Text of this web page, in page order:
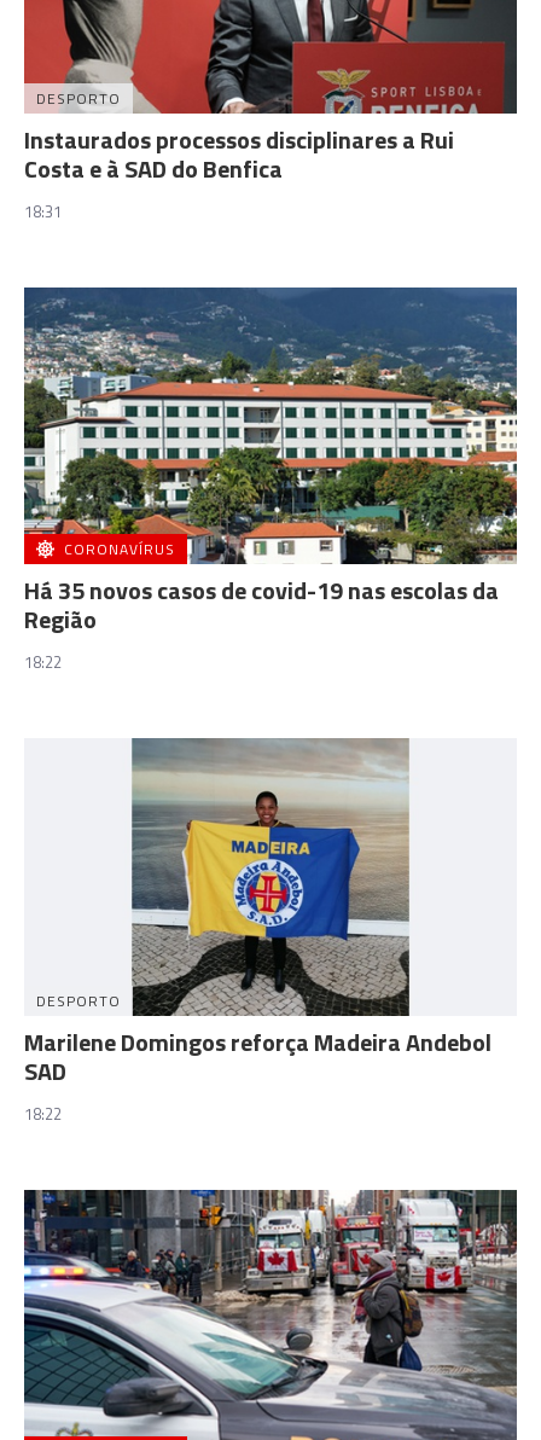
DESPORTO
Instaurados processos disciplinares a Rui
Costa e à SAD do Benfica
18:31
CORONAVÍRUS
Há 35 novos casos de covid-19 nas escolas da
Região
18:22
DESPORTO
Marilene Domingos reforça Madeira Andebol
SAD
18:22